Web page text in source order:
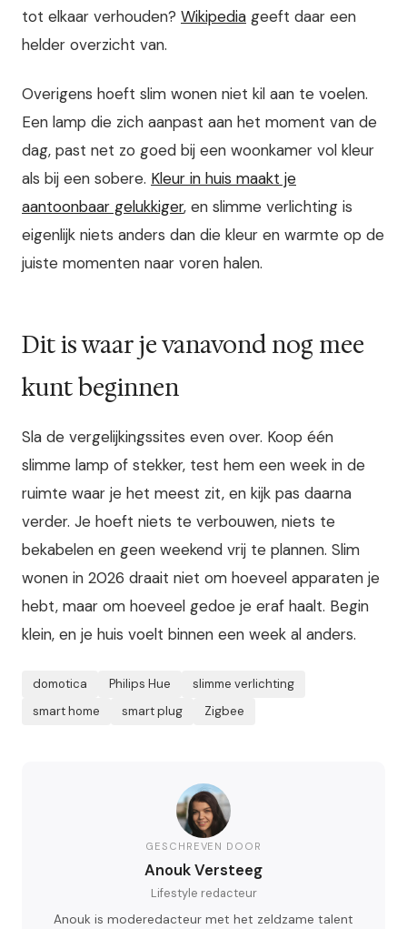
tot elkaar verhouden? Wikipedia geeft daar een
helder overzicht van.
Overigens hoeft slim wonen niet kil aan te voelen.
Een lamp die zich aanpast aan het moment van de
dag, past net zo goed bij een woonkamer vol kleur
als bij een sobere. Kleur in huis maakt je
aantoonbaar gelukkiger, en slimme verlichting is
eigenlijk niets anders dan die kleur en warmte op de
juiste momenten naar voren halen.
Dit is waar je vanavond nog mee
kunt beginnen
Sla de vergelijkingssites even over. Koop één
slimme lamp of stekker, test hem een week in de
ruimte waar je het meest zit, en kijk pas daarna
verder. Je hoeft niets te verbouwen, niets te
bekabelen en geen weekend vrij te plannen. Slim
wonen in 2026 draait niet om hoeveel apparaten je
hebt, maar om hoeveel gedoe je eraf haalt. Begin
klein, en je huis voelt binnen een week al anders.
domotica Philips Hue
slimme verlichting
smart home
smart plug Zigbee
GESCHREVEN DOOR
Anouk Versteeg
Lifestyle redacteur
Anouk is moderedacteur met het zeldzame talent